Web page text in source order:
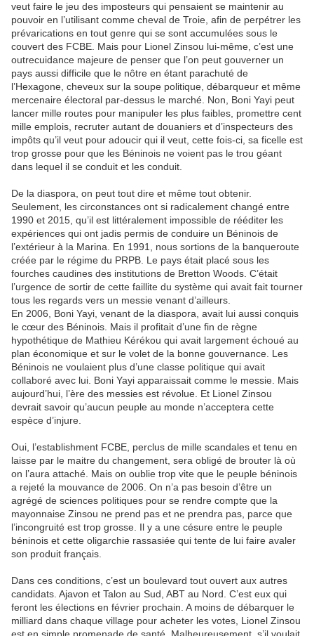
veut faire le jeu des imposteurs qui pensaient se maintenir au
pouvoir en l’utilisant comme cheval de Troie, afin de perpétrer les
prévarications en tout genre qui se sont accumulées sous le
couvert des FCBE. Mais pour Lionel Zinsou lui-même, c’est une
outrecuidance majeure de penser que l’on peut gouverner un
pays aussi difficile que le nôtre en étant parachuté de
l’Hexagone, cheveux sur la soupe politique, débarqueur et même
mercenaire électoral par-dessus le marché. Non, Boni Yayi peut
lancer mille routes pour manipuler les plus faibles, promettre cent
mille emplois, recruter autant de douaniers et d’inspecteurs des
impôts qu’il veut pour adoucir qui il veut, cette fois-ci, sa ficelle est
trop grosse pour que les Béninois ne voient pas le trou géant
dans lequel il se conduit et les conduit.
De la diaspora, on peut tout dire et même tout obtenir.
Seulement, les circonstances ont si radicalement changé entre
1990 et 2015, qu’il est littéralement impossible de rééditer les
expériences qui ont jadis permis de conduire un Béninois de
l’extérieur à la Marina. En 1991, nous sortions de la banqueroute
créée par le régime du PRPB. Le pays était placé sous les
fourches caudines des institutions de Bretton Woods. C’était
l’urgence de sortir de cette faillite du système qui avait fait tourner
tous les regards vers un messie venant d’ailleurs.
En 2006, Boni Yayi, venant de la diaspora, avait lui aussi conquis
le cœur des Béninois. Mais il profitait d’une fin de règne
hypothétique de Mathieu Kérékou qui avait largement échoué au
plan économique et sur le volet de la bonne gouvernance. Les
Béninois ne voulaient plus d’une classe politique qui avait
collaboré avec lui. Boni Yayi apparaissait comme le messie. Mais
aujourd’hui, l’ère des messies est révolue. Et Lionel Zinsou
devrait savoir qu’aucun peuple au monde n’acceptera cette
espèce d’injure.
Oui, l’establishment FCBE, perclus de mille scandales et tenu en
laisse par le maitre du changement, sera obligé de brouter là où
on l’aura attaché. Mais on oublie trop vite que le peuple béninois
a rejeté la mouvance de 2006. On n’a pas besoin d’être un
agrégé de sciences politiques pour se rendre compte que la
mayonnaise Zinsou ne prend pas et ne prendra pas, parce que
l’incongruité est trop grosse. Il y a une césure entre le peuple
béninois et cette oligarchie rassasiée qui tente de lui faire avaler
son produit français.
Dans ces conditions, c’est un boulevard tout ouvert aux autres
candidats. Ajavon et Talon au Sud, ABT au Nord. C’est eux qui
feront les élections en février prochain. A moins de débarquer le
milliard dans chaque village pour acheter les votes, Lionel Zinsou